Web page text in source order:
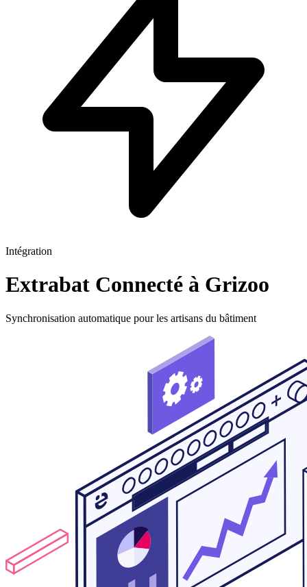
Intégration
Extrabat Connecté à Grizoo
Synchronisation automatique pour les artisans du bâtiment